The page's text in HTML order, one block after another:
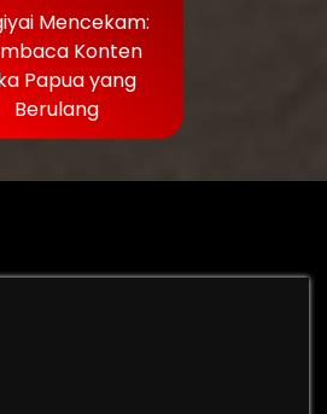
Mencekam:
Konten
Papua yang
Berulang